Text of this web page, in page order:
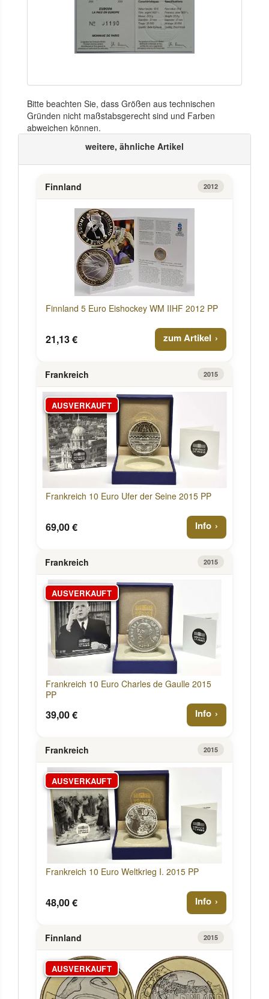
Bitte beachten Sie, dass Größen aus technischen
Gründen nicht maßstabsgerecht sind und Farben
abweichen können.
weitere, ähnliche Artikel
Finnland 2012
Finnland 5 Euro Eishockey WM IIHF 2012 PP
21,13 € zum Artikel
Frankreich 2015
AUSVERKAUFT
Frankreich 10 Euro Ufer der Seine 2015 PP
69,00 € Info
Frankreich 2015
AUSVERKAUFT
Frankreich 10 Euro Charles de Gaulle 2015
PP
39,00 € Info
Frankreich 2015
AUSVERKAUFT
Frankreich 10 Euro Weltkrieg I. 2015 PP
48,00 € Info
Finnland 2015
AUSVERKAUFT